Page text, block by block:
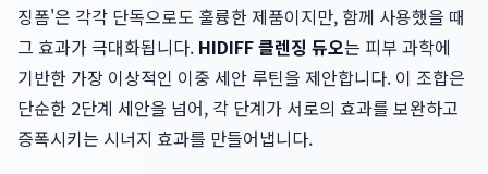
징폼'은 각각 단독으로도 훌륭한 제품이지만, 함께 사용했을 때
그 효과가 극대화됩니다. HIDIFF 클렌징 듀오는 피부 과학에
기반한 가장 이상적인 이중 세안 루틴을 제안합니다. 이 조합은
단순한 2단계 세안을 넘어, 각 단계가 서로의 효과를 보완하고
증폭시키는 시너지 효과를 만들어냅니다.